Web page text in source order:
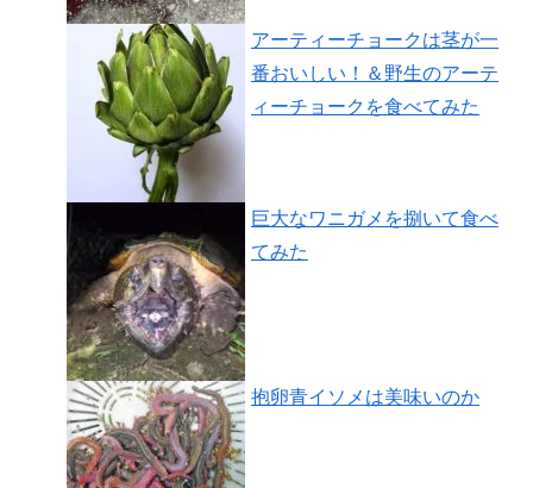
アーティーチョークは茎が一
番おいしい！＆野生のアーテ
ィーチョークを食べてみた
巨大なワニガメを捌いて食べ
てみた
抱卵青イソメは美味いのか